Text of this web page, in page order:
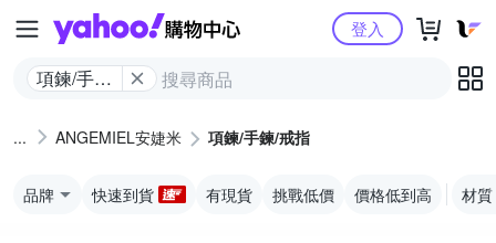
Yahoo購物中心
項鍊/手鍊/
登入
ANGEMIEL安婕米 項鍊/手鍊/戒指
品牌 快速到貨 有現貨 挑戰低價 價格低到高 材質